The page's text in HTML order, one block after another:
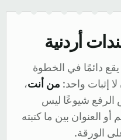
أردنية
دائمًا في الخطوة
لا إثبات واحد: من أنت،
الرفع شيوعًا ليس
العنوان بين ما كتبته
الورقة.